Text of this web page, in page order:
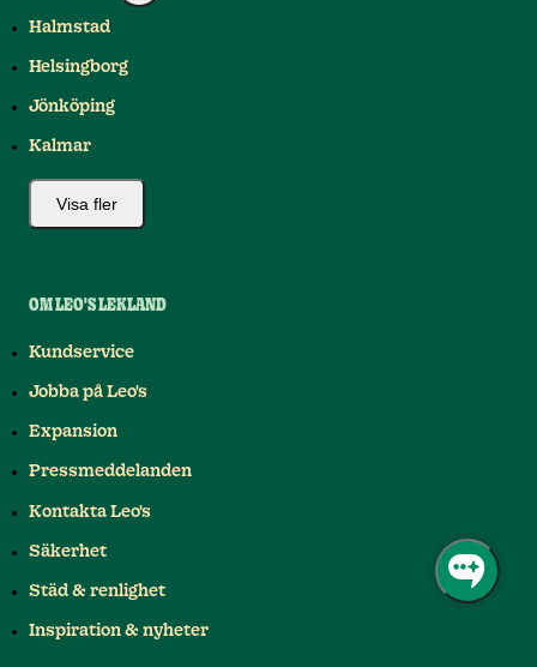
Halmstad
Helsingborg
Jönköping
Kalmar
Visa fler
OM LEO'S LEKLAND
Kundservice
Jobba på Leo's
Expansion
Pressmeddelanden
Kontakta Leo's
Säkerhet
Städ & renlighet
Inspiration & nyheter